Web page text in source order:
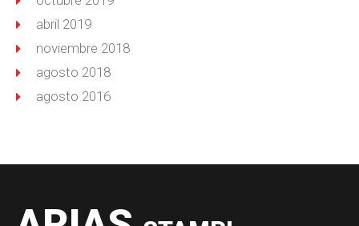
abril 2019
noviembre 2018
agosto 2018
agosto 2016